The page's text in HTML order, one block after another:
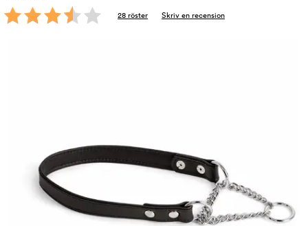
28 röster Skriv en recension